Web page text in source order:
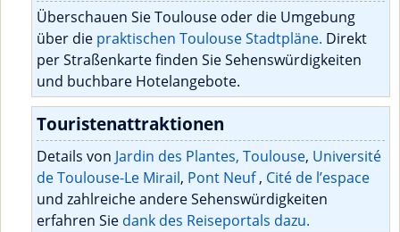
Überschauen Sie Toulouse oder die Umgebung
über die praktischen Toulouse Stadtpläne. Direkt
per Straßenkarte finden Sie Sehenswürdigkeiten
und buchbare Hotelangebote.
Touristenattraktionen
Details von Jardin des Plantes, Toulouse, Université
de Toulouse-Le Mirail, Pont Neuf, Cité de l’espace
und zahlreiche andere Sehenswürdigkeiten
erfahren Sie dank des Reiseportals dazu.